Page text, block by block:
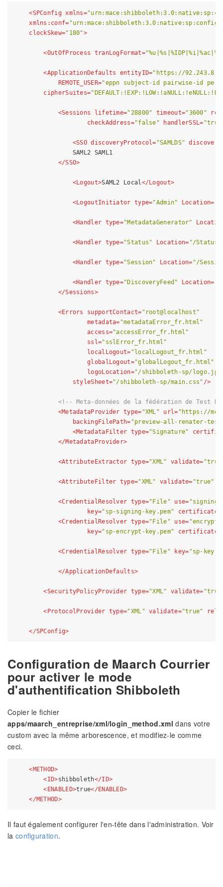
<SPConfig xmlns=
xmlns:conf= "urn:mace:shibboleth:3.0:native:sp:config"
clockSkew="180">
<OutOfProcess tranLogFormat=
<ApplicationDefaults entityID="https://
REMOTE_USER="eppn subject-id pairwise-id
cipherSuites=
<Sessions lifetime="28800" timeout="3600"
checkAddress="false" handlerSSL=
<SSO discoveryProtocol= "SAMLDS"
                SAML2 SAML1
</SSO>
<Logout>SAML2 Local </Logout>
<LogoutInitiator type="Admin" Location=
<Handler type="MetadataGenerator"
<Handler type="Status" Location= "/Status"
<Handler type="Session" Location= "/
<Handler type="DiscoveryFeed" Location=
</Sessions>
<Errors supportContact= "root@localhost"
metadata= "metadataError_fr.html"
access="accessError_fr.html"
ssl ="sslError_fr.html"
localLogout= "localLogout_fr.html"
globalLogout="globalLogout_fr.html"
logoLocation="/shibboleth-sp/
styleSheet="/shibboleth-sp/main.css" />
<!-- Meta-données de la fédération de Test
<MetadataProvider type= "XML" url= "https://
backingFilePath= "preview-all-renater-test-
<MetadataFilter type="Signature"
</MetadataProvider>
<AttributeExtractor type="XML" validate=
<AttributeFilter type="XML" validate= "true"
<CredentialResolver type="File" use= "signing"
key="sp-signing-key.pem" certificate
<CredentialResolver type="File" use=
key="sp-encrypt-key.pem" certificate
<CredentialResolver type="File" key= "sp-
</ApplicationDefaults>
<SecurityPolicyProvider type="XML" validate=
<ProtocolProvider type="XML" validate="true"
</SPConfig>
Configuration de Maarch Courrier
pour activer le mode
d'authentification Shibboleth
Copier le fichier
apps/maarch_entreprise/xml/login_method.xml dans votre
custom avec la même arborescence, et modifiez-le comme
ceci.
<METHOD>
<ID>shibboleth</ID>
< ENABLED>true</ENABLED>
</METHOD>
Il faut également configurer l'en-tête dans l'administration. Voir
la configuration.